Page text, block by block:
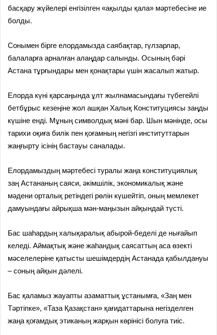
басқару жүйелері енгізілген «ақылды қала» мәртебесіне ие
болды.
Сонымен бірге елордамызда саябақтар, гүлзарлар,
балаларға арналған алаңдар салынды. Осының бәрі
Астана тұрғындары мен қонақтары үшін жасалып жатыр.
Елорда күні қарсаңында ұлт жылнамасындағы түбегейлі
бетбұрыс кезеңіне жол ашқан Халық Конституциясы заңды
күшіне енді. Мұның символдық мәні бар. Шын мәнінде, осы
тарихи оқиға билік пен қоғамның негізгі институттарын
жаңғырту ісінің бастауы саналады.
Елордамыздың мәртебесі туралы жаңа конституциялық
заң Астананың саяси, әкімшілік, экономикалық және
мәдени орталық ретіндегі рөлін күшейтіп, оның мемлекет
дамуындағы айрықша мән-маңызын айқындай түсті.
Бас шаһардың халықаралық абырой-беделі де нығайып
келеді. Аймақтық және жаһандық саясаттың аса өзекті
мәселелеріне қатысты шешімдердің Астанада қабылдануы
– соның айқын дәлелі.
Бас қаламыз жауапты азаматтық ұстанымға, «Заң мен
Тәртіпке», «Таза Қазақстан» қағидаттарына негізделген
жаңа қоғамдық этиканың жарқын көрінісі болуға тиіс.